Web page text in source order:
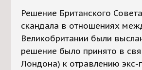
Решение Британского
скандала в отношениях
Великобритании были
решение было принято в
Лондона) к отравлению экс-